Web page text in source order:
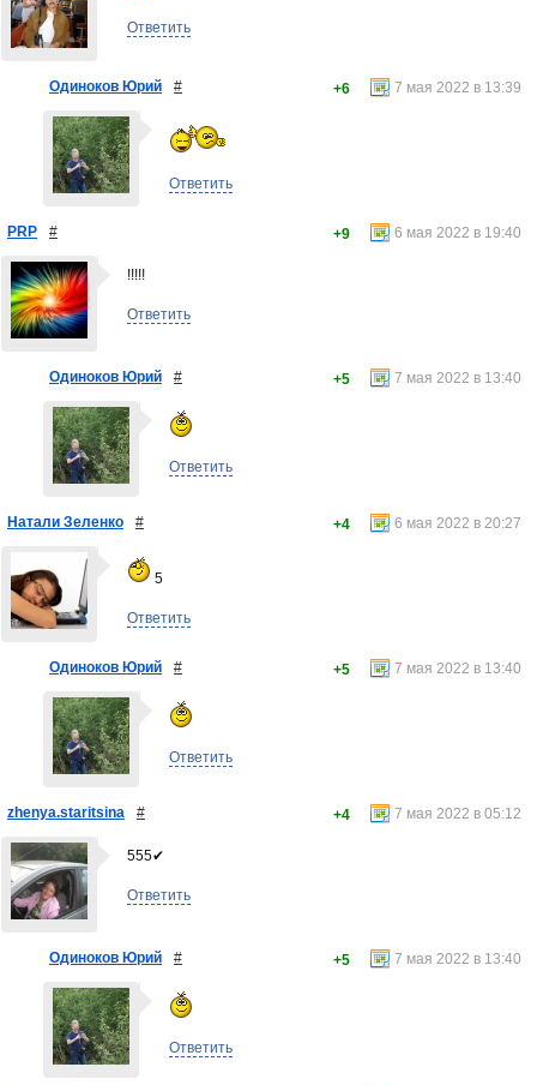
Ответить
Одиноков Юрий # 7 мая 2022 в 13:39
+6
Ответить
PRP # 6 мая 2022 в 19:40
+9
!!!!!
Ответить
Одиноков Юрий # 7 мая 2022 в 13:40
+5
Ответить
Натали Зеленко # 6 мая 2022 в 20:27
+4
5
Ответить
Одиноков Юрий # 7 мая 2022 в 13:40
+5
Ответить
zhenya.staritsina # 7 мая 2022 в 05:12
+4
555✔
Ответить
Одиноков Юрий # 7 мая 2022 в 13:40
+5
Ответить